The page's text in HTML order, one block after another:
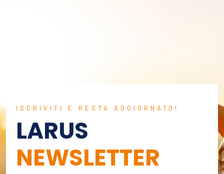
ISCRIVITI E RESTA AGGIORNATO!
LARUS
NEWSLETTER